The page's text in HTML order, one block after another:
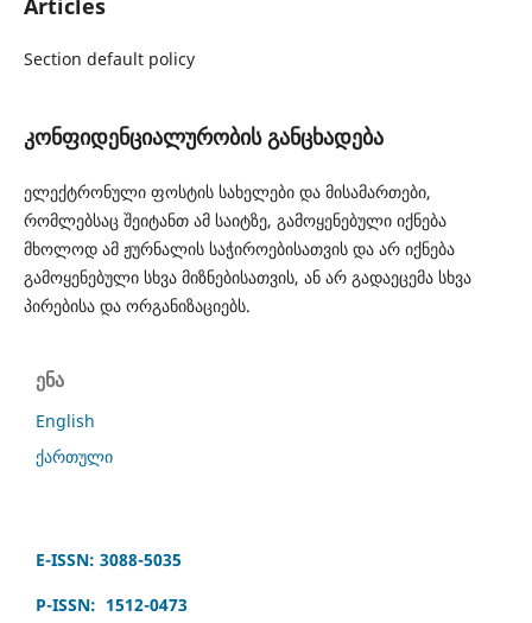
Articles
Section default policy
კონფიდენციალურობის განცხადება
ელექტრონული ფოსტის სახელები და მისამართები,
რომლებსაც შეიტანთ ამ საიტზე, გამოყენებული იქნება
მხოლოდ ამ ჟურნალის საჭიროებისათვის და არ იქნება
გამოყენებული სხვა მიზნებისათვის, ან არ გადაეცემა სხვა
პირებისა და ორგანიზაციებს.
ენა
English
ქართული
E-ISSN: 3088-5035
P-ISSN: 1512-0473